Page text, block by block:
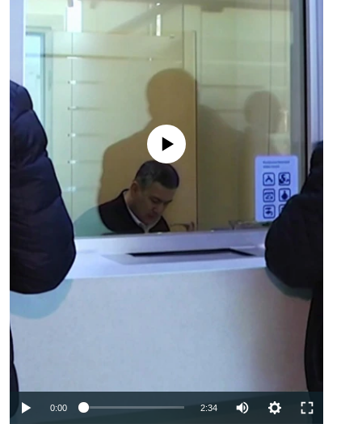
No media source currently available
0:00 2:34